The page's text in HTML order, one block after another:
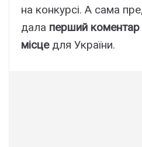
на конкурсі. А сама
дала перший коментар
місцедля України.